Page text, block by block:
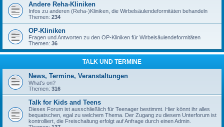
Andere Reha-Kliniken
Infos zu anderen (Reha-)Kliniken, die Wirbelsäulendeformitäten behandeln
Themen: 234
OP-Kliniken
Fragen und Antworten zu den OP-Kliniken für Wirbelsäulendeformitäten
Themen: 36
TALK UND TERMINE
News, Termine, Veranstaltungen
What's on?
Themen: 316
Talk for Kids and Teens
Dieses Forum ist ausschließlich für Teenager bestimmt. Hier könnt ihr alles
bequatschen, egal zu welchem Thema. Der Zugang zu diesem Unterforum ist
kontrolliert, die Freischaltung erfolgt auf Anfrage durch einen Admin.